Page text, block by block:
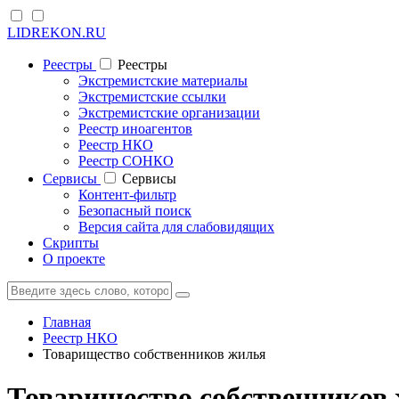
LIDREKON.RU
Реестры
Реестры
Экстремистские материалы
Экстремистские ссылки
Экстремистские организации
Реестр иноагентов
Реестр НКО
Реестр СОНКО
Cервисы
Cервисы
Контент-фильтр
Безопасный поиск
Версия сайта для слабовидящих
Скрипты
О проекте
Главная
Реестр НКО
Товарищество собственников жилья